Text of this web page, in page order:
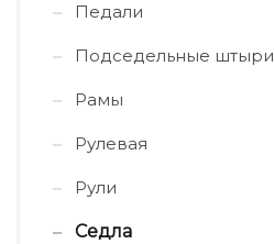
Педали
Подседельные штыри
Рамы
Рулевая
Рули
Седла